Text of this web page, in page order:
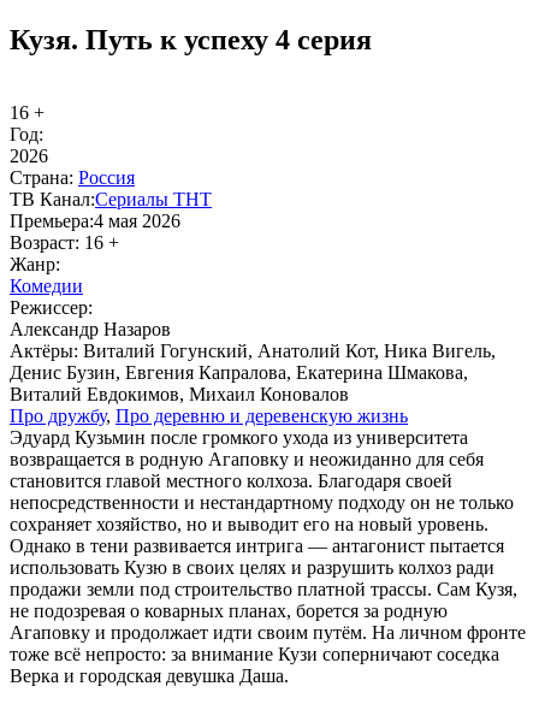
Кузя. Путь к успеху 4 серия
16 +
Год:
2026
Стра­на: Рос­сия
ТВ Ка­нал:Се­риа­лы ТНТ
Пре­мье­ра:4 мая 2026
Воз­раст: 16 +
Жанр:
Ко­ме­дии
Ре­жис­сер:
Александр Назаров
Ак­тё­ры: Виталий Гогунский, Анатолий Кот, Ника Вигель,
Денис Бузин, Евгения Капралова, Екатерина Шмакова,
Виталий Евдокимов, Михаил Коновалов
Про друж­бу, Про де­рев­ню и де­ре­вен­скую жизнь
Эдуард Кузьмин после громкого ухода из университета
возвращается в родную Агаповку и неожиданно для себя
становится главой местного колхоза. Благодаря своей
непосредственности и нестандартному подходу он не только
сохраняет хозяйство, но и выводит его на новый уровень.
Однако в тени развивается интрига — антагонист пытается
использовать Кузю в своих целях и разрушить колхоз ради
продажи земли под строительство платной трассы. Сам Кузя,
не подозревая о коварных планах, борется за родную
Агаповку и продолжает идти своим путём. На личном фронте
тоже всё непросто: за внимание Кузи соперничают соседка
Верка и городская девушка Даша.